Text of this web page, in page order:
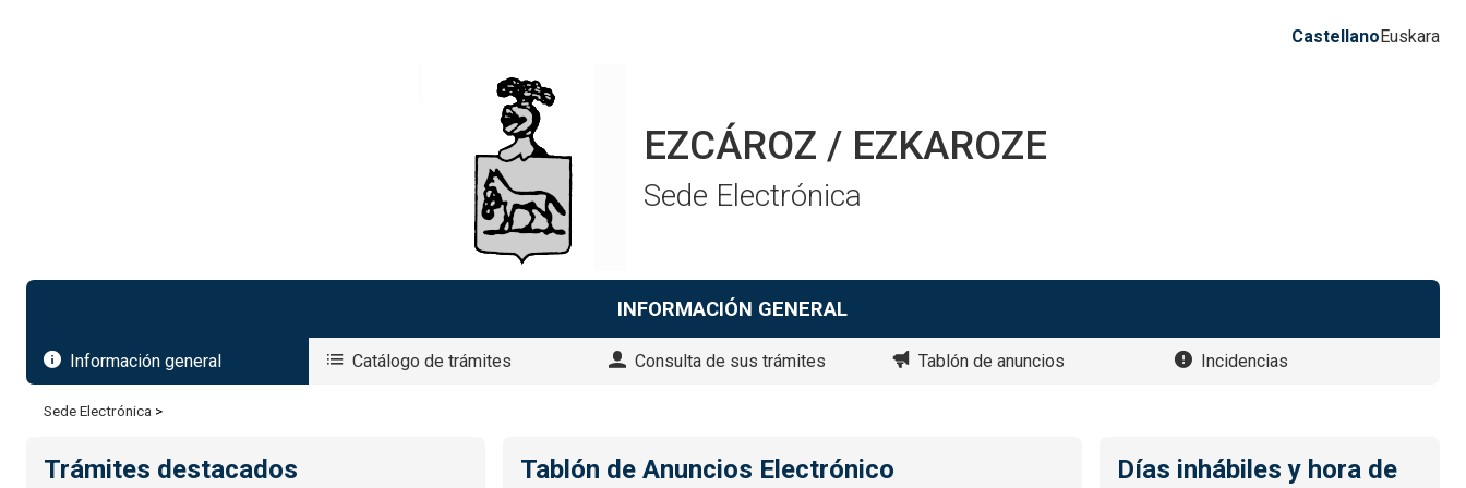
CastellanoEuskara
Sede Electrónica
EZCÁROZ / EZKAROZE
INFORMACIÓN GENERAL
Información general Catálogo de trámites Consulta de sus trámites Tablón de anuncios Incidencias
Sede Electrónica >
Trámites destacados Tablón de Anuncios Electrónico
Días inhábiles y hora de